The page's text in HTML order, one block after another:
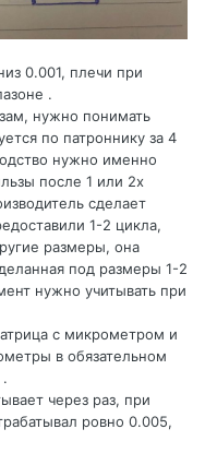
0.001, плечи при
.
нужно понимать
по патроннику за 4
нужно именно
после 1 или 2х
сделает
1-2 цикла,
размеры, она
под размеры 1-2
нужно учитывать при
с микрометром и
в обязательном
через раз, при
ровно 0.005,